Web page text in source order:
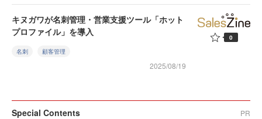
キヌガワが名刺管理・営業支援ツール「ホット
プロファイル」を導入
名刺 顧客管理
2025/08/19
0
Special Contents PR